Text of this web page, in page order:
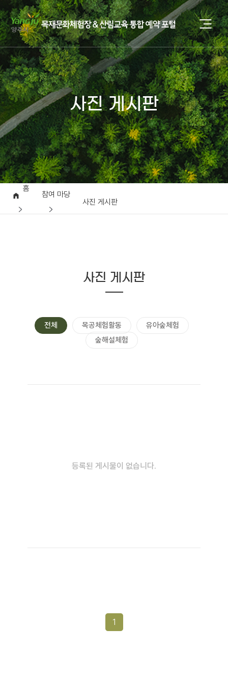
사진 게시판
홈
참여 마당
사진 게시판
사진 게시판
전체 목공체험활동
유아숲체험
숲해설체험
등록된 게시물이 없습니다.
1